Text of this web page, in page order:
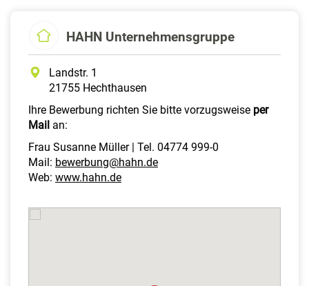
HAHN Unternehmensgruppe
Landstr. 1
21755 Hechthausen
Ihre Bewerbung richten Sie bitte vorzugsweise per
Mail an:
Frau Susanne Müller | Tel. 04774 999-0
Mail: bewerbung@hahn.de
Web: www.hahn.de